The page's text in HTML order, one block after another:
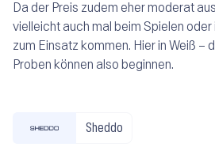
Da der Preis zudem eher moderat
vielleicht auch mal beim Spielen
zum Einsatz kommen. Hier in Weiß –
Proben können also beginnen.
Sheddo